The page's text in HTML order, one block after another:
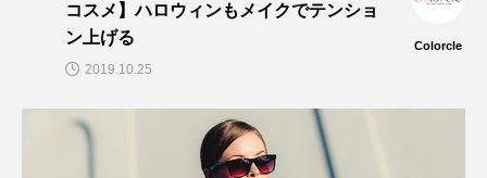
コスメ】ハロウィンもメイクでテンショ
ン上げる
Colorcle
2019.10.25